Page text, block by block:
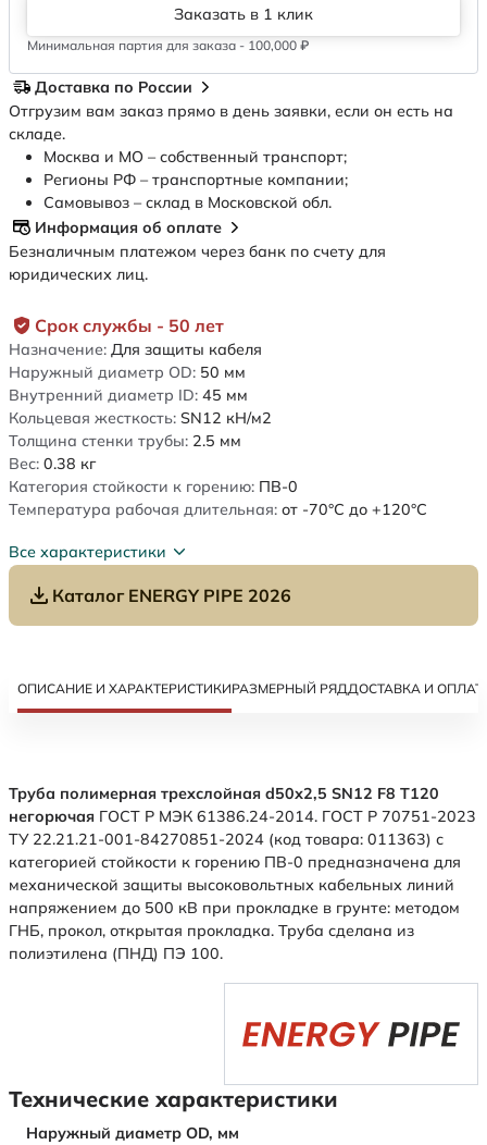
Срок службы - 50 лет
Назначение: Для защиты кабеля
Наружный диаметр OD: 50 мм
Внутренний диаметр ID: 45 мм
Кольцевая жесткость: SN12 кН/м2
Толщина стенки трубы: 2.5 мм
Вес: 0.38 кг
Категория стойкости к горению: ПВ-0
Температура рабочая длительная: от -70°C до +120°C
Все характеристики
Каталог ENERGY PIPE 2026
Заказать в 1 клик
Минимальная партия для заказа - 100,000 ₽
Доставка по России
Отгрузим вам заказ прямо в день заявки, если он есть на
складе.
Москва и МО – собственный транспорт;
Регионы РФ – транспортные компании;
Самовывоз – склад в Московской обл.
Информация об оплате
Безналичным платежом через банк по счету для
юридических лиц.
ОПИСАНИЕ И ХАРАКТЕРИСТИКИРАЗМЕРНЫЙ РЯДДОСТАВКА И
Труба полимерная трехслойная d50х2,5 SN12 F8 Т120
негорючая ГОСТ Р МЭК 61386.24-2014. ГОСТ Р 70751-2023
ТУ 22.21.21-001-84270851-2024 (код товара: 011363) с
категорией стойкости к горению ПВ-0 предназначена для
механической защиты высоковольтных кабельных линий
напряжением до 500 кВ при прокладке в грунте: методом
ГНБ, прокол, открытая прокладка. Труба сделана из
полиэтилена (ПНД) ПЭ 100.
Технические характеристики
Наружный диаметр OD, мм